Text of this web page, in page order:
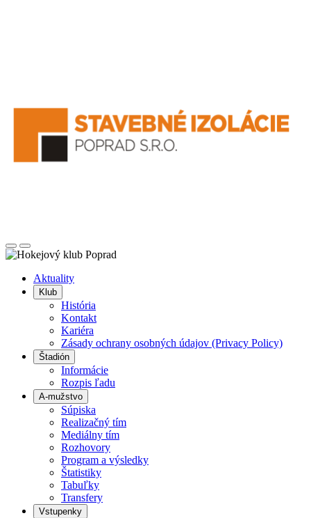
Posunúť
doľava
Posunúť
doprava
Aktuality
Klub
História
Kontakt
Kariéra
Zásady ochrany osobných údajov (Privacy Policy)
Štadión
Informácie
Rozpis ľadu
A-mužstvo
Súpiska
Realizačný tím
Mediálny tím
Rozhovory
Program a výsledky
Štatistiky
Tabuľky
Transfery
Vstupenky